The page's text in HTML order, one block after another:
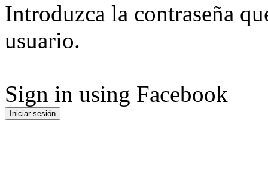
Introduzca la contraseña
usuario.
Sign in using Facebook